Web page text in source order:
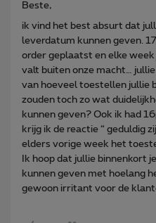
Beste,
ik vind het best absurt dat
leverdatum kunnen geven.
order geplaatst en elke
valt buiten onze macht…
van hoeveel toestellen jullie
zouden toch zo wat
kunnen geven? Ook ik had
krijg ik de reactie “ geduldig
elders vorige week het
Ik hoop dat jullie binnenkort
kunnen geven met hoelang
gewoon irritant voor de